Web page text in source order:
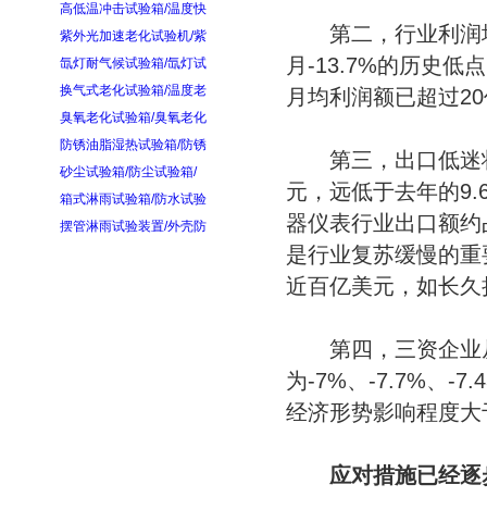
高低温冲击试验箱/温度快
紫外光加速老化试验机/紫
氙灯耐气候试验箱/氙灯试
换气式老化试验箱/温度老
臭氧老化试验箱/臭氧老化
防锈油脂湿热试验箱/防锈
砂尘试验箱/防尘试验箱/
箱式淋雨试验箱/防水试验
摆管淋雨试验装置/外壳防
第二，行业利润
月-13.7%的历史低
月均利润额已超过
第三，出口低迷
元，远低于去年的
器仪表行业出口额
是行业复苏缓慢的
近百亿美元，如长
第四，三资企业
为-7%、-7.7%、-
经济形势影响程度
应对措施已经逐